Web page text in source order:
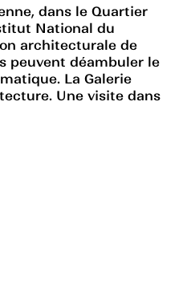
dans le Quartier
National du
architecturale de
peuvent déambuler le
La Galerie
Une visite dans